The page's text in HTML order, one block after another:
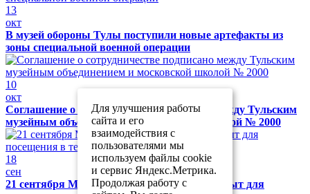
13
окт
В музей обороны Тулы поступили новые артефакты из
зоны специальной военной операции
10
окт
Соглашение о сотрудничестве подписано между Тульским
музейным объединением и московской школой № 2000
18
сен
21 сентября Музей обороны Тулы будет закрыт для
Для улучшения работы
сайта и его
взаимодействия с
пользователями мы
используем файлы cookie
и сервис Яндекс.Метрика.
Продолжая работу с